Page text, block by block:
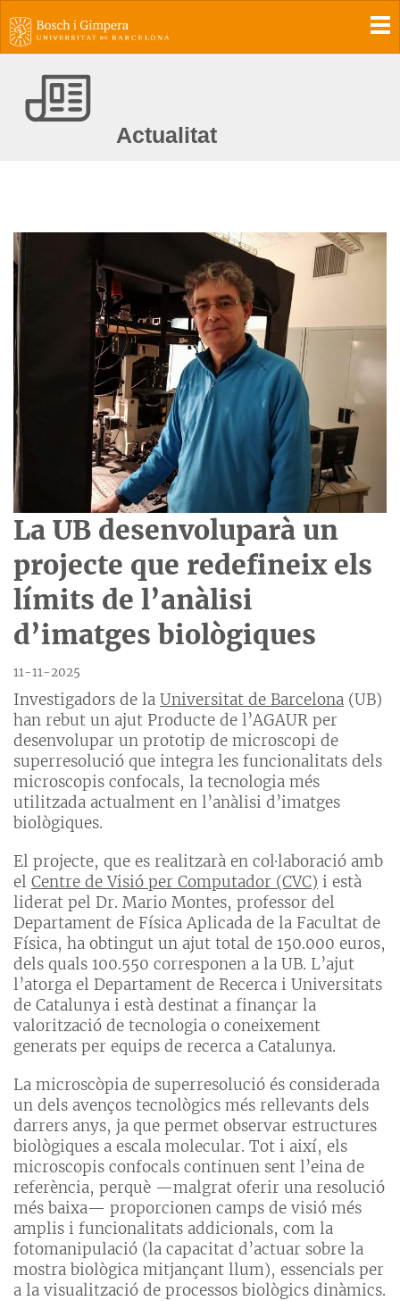
Actualitat
La UB desenvoluparà un
projecte que redefineix els
límits de l’anàlisi
d’imatges biològiques
11-11-2025
Investigadors de la Universitat de Barcelona (UB)
han rebut un ajut Producte de l’AGAUR per
desenvolupar un prototip de microscopi de
superresolució que integra les funcionalitats dels
microscopis confocals, la tecnologia més
utilitzada actualment en l’anàlisi d’imatges
biològiques.
El projecte, que es realitzarà en col·laboració amb
el Centre de Visió per Computador (CVC) i està
liderat pel Dr. Mario Montes, professor del
Departament de Física Aplicada de la Facultat de
Física, ha obtingut un ajut total de 150.000 euros,
dels quals 100.550 corresponen a la UB. L’ajut
l’atorga el Departament de Recerca i Universitats
de Catalunya i està destinat a finançar la
valorització de tecnologia o coneixement
generats per equips de recerca a Catalunya.
La microscòpia de superresolució és considerada
un dels avenços tecnològics més rellevants dels
darrers anys, ja que permet observar estructures
biològiques a escala molecular. Tot i així, els
microscopis confocals continuen sent l’eina de
referència, perquè —malgrat oferir una resolució
més baixa— proporcionen camps de visió més
amplis i funcionalitats addicionals, com la
fotomanipulació (la capacitat d’actuar sobre la
mostra biològica mitjançant llum), essencials per
a la visualització de processos biològics dinàmics.